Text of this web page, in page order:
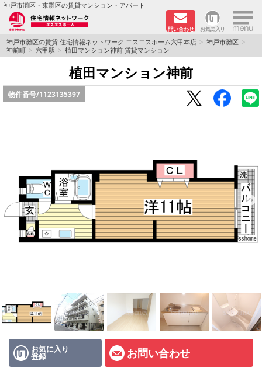
神戸市灘区・東灘区の賃貸マンション・アパート
問い合わせ お気に入り ×
TOPページ
学生さん向け物件
路線·駅から探す
地域から探す
地図から探す
メールでお問い合わせ
神戸市灘区の賃貸 住宅情報ネットワーク エスエスホーム六甲本店
神戸市灘区
神前町
六甲駅 植田マンション神前 賃貸マンション
植田マンション神前
物件番号/1123135397
お気に入り
登録 お問い合わせ